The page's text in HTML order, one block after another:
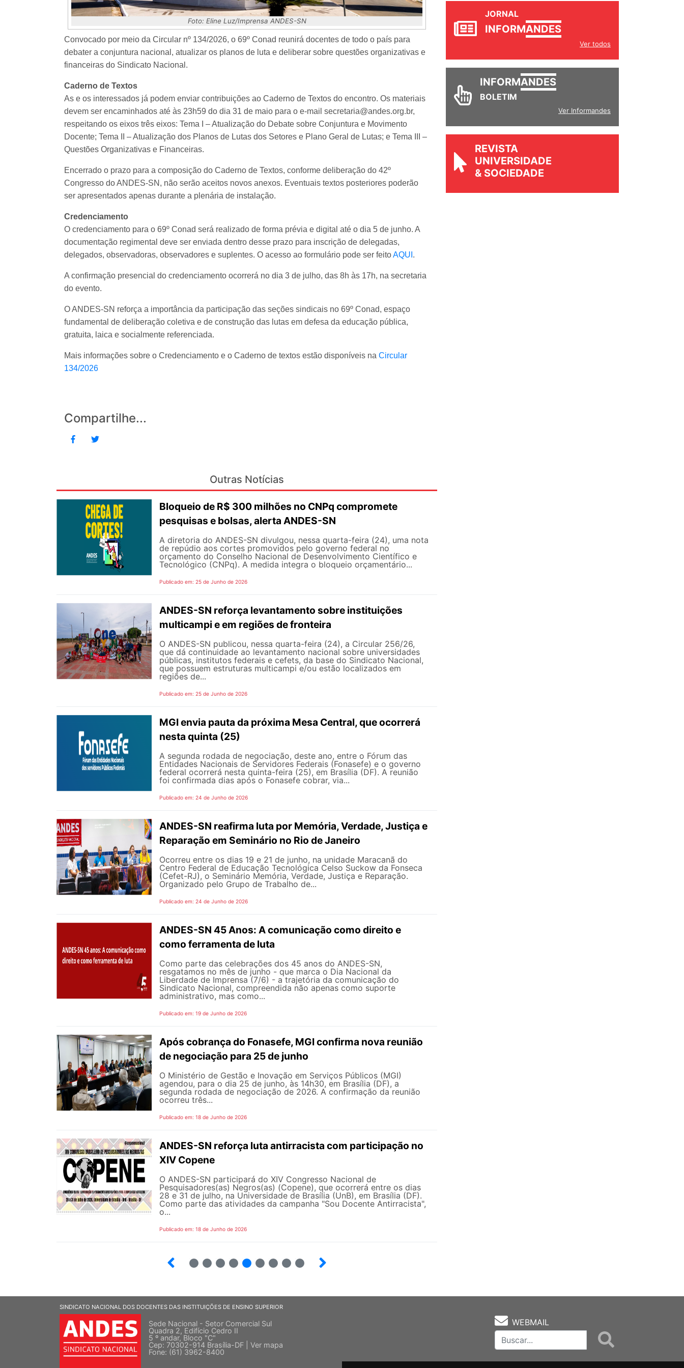
Foto: Eline Luz/Imprensa ANDES-SN
Convocado por meio da Circular nº 134/2026, o 69º Conad reunirá docentes de todo o país para
debater a conjuntura nacional, atualizar os planos de luta e deliberar sobre questões organizativas e
financeiras do Sindicato Nacional.
Caderno de Textos
As e os interessados já podem enviar contribuições ao Caderno de Textos do encontro. Os materiais
devem ser encaminhados até às 23h59 do dia 31 de maio para o e-mail secretaria@andes.org.br,
respeitando os eixos três eixos: Tema I – Atualização do Debate sobre Conjuntura e Movimento
Docente; Tema II – Atualização dos Planos de Lutas dos Setores e Plano Geral de Lutas; e Tema III –
Questões Organizativas e Financeiras.
Encerrado o prazo para a composição do Caderno de Textos, conforme deliberação do 42º
Congresso do ANDES-SN, não serão aceitos novos anexos. Eventuais textos posteriores poderão
ser apresentados apenas durante a plenária de instalação.
Credenciamento
O credenciamento para o 69º Conad será realizado de forma prévia e digital até o dia 5 de junho. A
documentação regimental deve ser enviada dentro desse prazo para inscrição de delegadas,
delegados, observadoras, observadores e suplentes. O acesso ao formulário pode ser feitoAQUI .
A confirmação presencial do credenciamento ocorrerá no dia 3 de julho, das 8h às 17h, na secretaria
do evento.
O ANDES-SN reforça a importância da participação das seções sindicais no 69º Conad, espaço
fundamental de deliberação coletiva e de construção das lutas em defesa da educação pública,
gratuita, laica e socialmente referenciada.
Mais informações sobre o Credenciamento e o Caderno de textos estão disponíveis na Circular
134/2026
Compartilhe...
Outras Notícias
Bloqueio de R$ 300 milhões no CNPq compromete
pesquisas e bolsas, alerta ANDES-SN
A diretoria do ANDES-SN divulgou, nessa quarta-feira (24), uma nota
de repúdio aos cortes promovidos pelo governo federal no
orçamento do Conselho Nacional de Desenvolvimento Científico e
Tecnológico (CNPq). A medida integra o bloqueio orçamentário...
Publicado em: 25 de Junho de 2026
ANDES-SN reforça levantamento sobre instituições
multicampi e em regiões de fronteira
O ANDES-SN publicou, nessa quarta-feira (24), a Circular 256/26,
que dá continuidade ao levantamento nacional sobre universidades
públicas, institutos federais e cefets, da base do Sindicato Nacional,
que possuem estruturas multicampi e/ou estão localizados em
regiões de...
Publicado em: 25 de Junho de 2026
MGI envia pauta da próxima Mesa Central, que ocorrerá
nesta quinta (25)
A segunda rodada de negociação, deste ano, entre o Fórum das
Entidades Nacionais de Servidores Federais (Fonasefe) e o governo
federal ocorrerá nesta quinta-feira (25), em Brasília (DF). A reunião
foi confirmada dias após o Fonasefe cobrar, via...
Publicado em: 24 de Junho de 2026
ANDES-SN reafirma luta por Memória, Verdade, Justiça e
Reparação em Seminário no Rio de Janeiro
Ocorreu entre os dias 19 e 21 de junho, na unidade Maracanã do
Centro Federal de Educação Tecnológica Celso Suckow da Fonseca
(Cefet-RJ), o Seminário Memória, Verdade, Justiça e Reparação.
Organizado pelo Grupo de Trabalho de...
Publicado em: 24 de Junho de 2026
ANDES-SN 45 Anos: A comunicação como direito e
como ferramenta de luta
Como parte das celebrações dos 45 anos do ANDES-SN,
resgatamos no mês de junho - que marca o Dia Nacional da
Liberdade de Imprensa (7/6) - a trajetória da comunicação do
Sindicato Nacional, compreendida não apenas como suporte
administrativo, mas como...
Publicado em: 19 de Junho de 2026
Após cobrança do Fonasefe, MGI confirma nova reunião
de negociação para 25 de junho
O Ministério de Gestão e Inovação em Serviços Públicos (MGI)
agendou, para o dia 25 de junho, às 14h30, em Brasília (DF), a
segunda rodada de negociação de 2026. A confirmação da reunião
ocorreu três...
Publicado em: 18 de Junho de 2026
ANDES-SN reforça luta antirracista com participação no
XIV Copene
O ANDES-SN participará do XIV Congresso Nacional de
Pesquisadores(as) Negros(as) (Copene), que ocorrerá entre os dias
28 e 31 de julho, na Universidade de Brasília (UnB), em Brasília (DF).
Como parte das atividades da campanha "Sou Docente Antirracista",
o...
Publicado em: 18 de Junho de 2026
JORNAL
INFORMANDES
Ver todos
INFORMANDES
BOLETIM
Ver Informandes
REVISTA
UNIVERSIDADE
& SOCIEDADE
SINDICATO NACIONAL DOS DOCENTES DAS INSTITUIÇÕES DE ENSINO SUPERIOR
Sede Nacional - Setor Comercial Sul
Quadra 2, Edifício Cedro II
5 º andar, Bloco "C"
Cep: 70302-914 Brasília-DF | Ver mapa
Fone: (61) 3962-8400
WEBMAIL